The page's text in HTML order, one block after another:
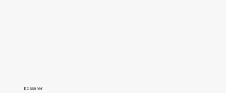
Kasserer